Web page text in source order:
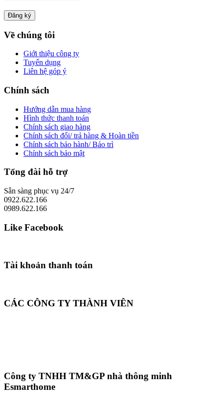
Về chúng tôi
Giới thiệu công ty
Tuyển dụng
Liên hệ góp ý
Chính sách
Hướng dẫn mua hàng
Hình thức thanh toán
Chính sách giao hàng
Chính sách đổi/ trả hàng & Hoàn tiền
Chính sách bảo hành/ Bảo trì
Chính sách bảo mật
Tổng đài hỗ trợ
Sẵn sàng phục vụ 24/7
0922.622.166
0989.622.166
Like Facebook
Tài khoản thanh toán
CÁC CÔNG TY THÀNH VIÊN
Công ty TNHH TM&GP nhà thông minh
Esmarthome